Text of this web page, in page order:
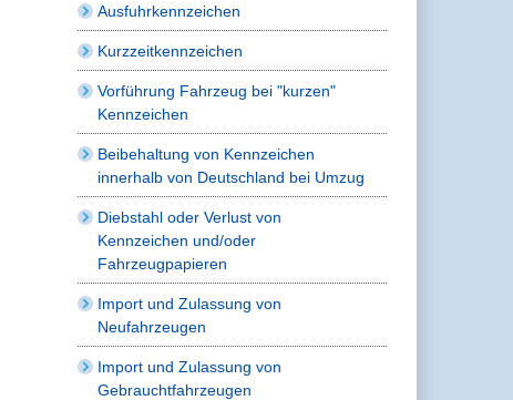
Ausfuhrkennzeichen
Kurzzeitkennzeichen
Vorführung Fahrzeug bei "kurzen"
Kennzeichen
Beibehaltung von Kennzeichen
innerhalb von Deutschland bei Umzug
Diebstahl oder Verlust von
Kennzeichen und/oder
Fahrzeugpapieren
Import und Zulassung von
Neufahrzeugen
Import und Zulassung von
Gebrauchtfahrzeugen